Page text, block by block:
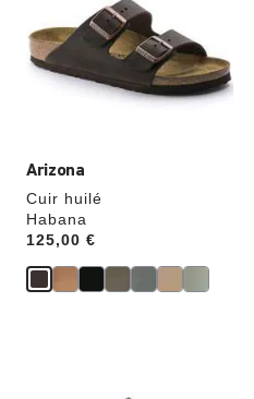
Arizona
Cuir huilé
Habana
Price:
125,00 €
échantillons
de
couleurs
modifiera
l’image